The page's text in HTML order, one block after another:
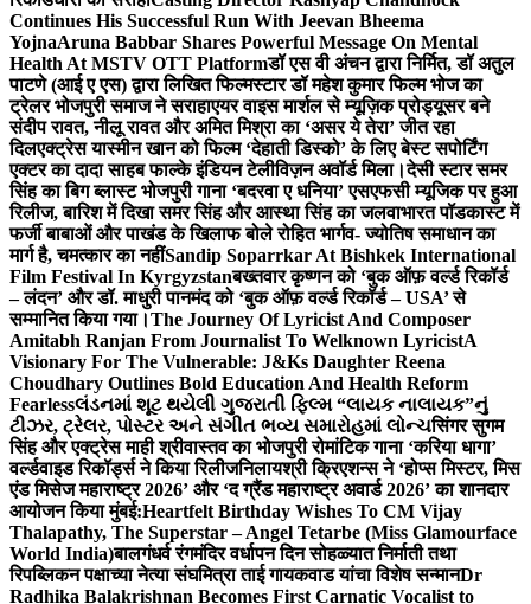
Continues His Successful Run With Jeevan Bheema
YojnaAruna Babbar Shares Powerful Message On Mental
Health At MSTV OTT Platformडॉ एस वी अंचन द्वारा निर्मित, डॉ अतुल
पाटणे (आई ए एस) द्वारा लिखित फिल्मस्टार डॉ महेश कुमार फिल्म भोज का
ट्रेलर भोजपुरी समाज ने सराहाएयर वाइस मार्शल से म्यूज़िक प्रोड्यूसर बने
संदीप रावत, नीलू रावत और अमित मिश्रा का ‘असर ये तेरा’ जीत रहा
दिलएक्ट्रेस यास्मीन खान को फिल्म ‘देहाती डिस्को’ के लिए बेस्ट सपोर्टिंग
एक्टर का दादा साहब फाल्के इंडियन टेलीविज़न अवॉर्ड मिला।देसी स्टार समर
सिंह का बिग ब्लास्ट भोजपुरी गाना ‘बदरवा ए धनिया’ एसएफसी म्यूजिक पर हुआ
रिलीज, बारिश में दिखा समर सिंह और आस्था सिंह का जलवाभारत पॉडकास्ट में
फर्जी बाबाओं और पाखंड के खिलाफ बोले रोहित भार्गव- ज्योतिष समाधान का
मार्ग है, चमत्कार का नहींSandip Soparrkar At Bishkek International
Film Festival In Kyrgyzstanबख्तवार कृष्णन को ‘बुक ऑफ़ वर्ल्ड रिकॉर्ड
– लंदन’ और डॉ. माधुरी पानमंद को ‘बुक ऑफ़ वर्ल्ड रिकॉर्ड – USA’ से
सम्मानित किया गया।The Journey Of Lyricist And Composer
Amitabh Ranjan From Journalist To Welknown LyricistA
Visionary For The Vulnerable: J&Ks Daughter Reena
Choudhary Outlines Bold Education And Health Reform
Fearlessલંડનમાં શૂટ થયેલી ગુજરાતી ફિલ્મ “લાયક નાલાયક”નું
ટીઝર, ટ્રેલર, પોસ્ટર અને સંગીત ભવ્ય સમારોહમાં લોન્ચसिंगर सुगम
सिंह और एक्ट्रेस माही श्रीवास्तव का भोजपुरी रोमांटिक गाना ‘करिया धागा’
वर्ल्डवाइड रिकॉर्ड्स ने किया रिलीजनिलायश्री क्रिएशन्स ने ‘होप्स मिस्टर, मिस
एंड मिसेज महाराष्ट्र 2026’ और ‘द ग्रैंड महाराष्ट्र अवार्ड 2026’ का शानदार
आयोजन किया मुंबई:Heartfelt Birthday Wishes To CM Vijay
Thalapathy, The Superstar – Angel Tetarbe (Miss Glamourface
World India)बालगंधर्व रंगमंदिर वर्धापन दिन सोहळ्यात निर्माती तथा
रिपब्लिकन पक्षाच्या नेत्या संघमित्रा ताई गायकवाड यांचा विशेष सन्मानDr
Radhika Balakrishnan Becomes First Carnatic Vocalist to